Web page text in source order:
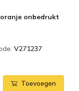
oranje onbedrukt
V271237
Toevoegen